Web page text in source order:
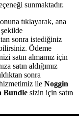
sunmaktadır.
tıklayarak, ana
sonra istediğiniz
Ödeme
satın almamız için
satın aldığımız
sonra
ile Noggin
Bundle sizin için satın